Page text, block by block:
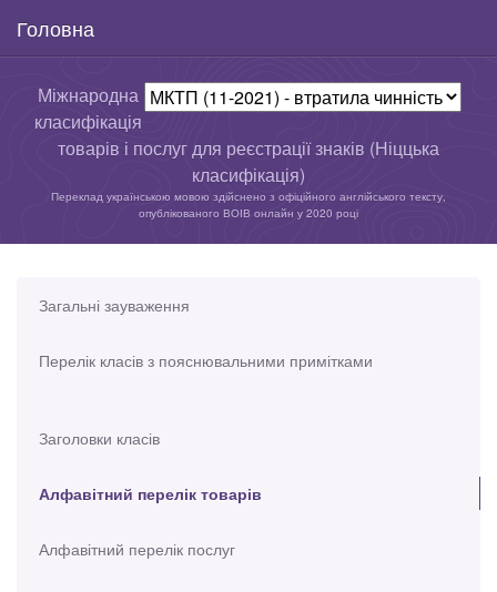
Головна
Міжнародна
класифікація
товарів і послуг для реєстрації знаків (Ніццька
класифікація)
Переклад українською мовою здійснено з офіційного англійського тексту,
опублікованого ВОІВ онлайн у 2020 році
Загальні зауваження
Перелік класів з пояснювальними примітками
Заголовки класів
Алфавітний перелік товарів
Алфавітний перелік послуг